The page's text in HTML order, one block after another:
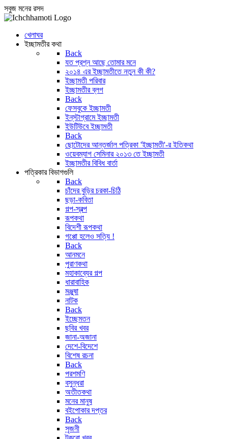
সবুজ মনের রসদ
খেলাঘর
ইচ্ছামতীর কথা
Back
যত প্রশ্ন আছে তোমার মনে
২০১৪ এর ইচ্ছামতীতে নতুন কী কী?
ইচ্ছামতী পরিবার
ইচ্ছামতীর ব্লগ
Back
ফেসবুকে ইচ্ছামতী
ইন্‌স্টাগ্রামে ইচ্ছামতী
ইউটিউবে ইচ্ছামতী
Back
ছোটোদের আন্তর্জাল পত্রিকা 'ইচ্ছামতী'-র ইতিকথা
ওয়েবম্যাগ সেমিনার ২০১৩ তে ইচ্ছামতী
ইচ্ছামতীর বিবিধ বার্তা
পত্রিকার বিভাগগুলি
Back
চাঁদের বুড়ির চরকা-চিঠি
ছড়া-কবিতা
গল্প-স্বল্প
রূপকথা
বিদেশী রূপকথা
গপ্পো হলেও সত্যি !
Back
আনমনে
পুরাণকথা
মহাকাব্যের গল্প
ধারাবাহিক
মঞ্জুষা
নাটক
Back
ইচ্ছেমতন
ছবির খবর
জানা-অজানা
দেশে-বিদেশে
বিশেষ রচনা
Back
পরশমণি
বসুন্ধরা
অতীতকথা
মনের মানুষ
বইপোকার দপ্তর
Back
সৃজনী